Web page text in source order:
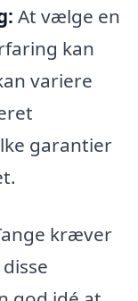
At vælge en
kan
variere
garantier
kræver